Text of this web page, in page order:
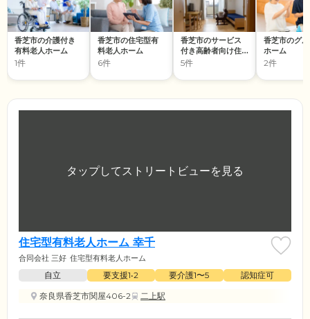
香芝市の介護付き
有料老人ホーム
1件
香芝市の住宅型有
料老人ホーム
6件
香芝市のサービス
付き高齢者向け住
宅
5件
香芝市のグ
ホーム
2件
住宅型有料老人ホーム 幸千
合同会社 三好 住宅型有料老人ホーム
自立 要支援1•2 要介護1〜5
認知症可
奈良県香芝市関屋406-2
二上駅